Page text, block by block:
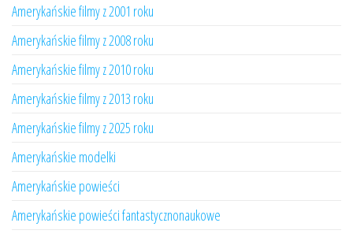
Amerykańskie filmy z 2001 roku
Amerykańskie filmy z 2008 roku
Amerykańskie filmy z 2010 roku
Amerykańskie filmy z 2013 roku
Amerykańskie filmy z 2025 roku
Amerykańskie modelki
Amerykańskie powieści
Amerykańskie powieści fantastycznonaukowe